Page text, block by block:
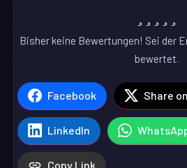
Bisher keine Bewertungen! Sei der
bewertet.
Facebook Share
LinkedIn
Copy Link